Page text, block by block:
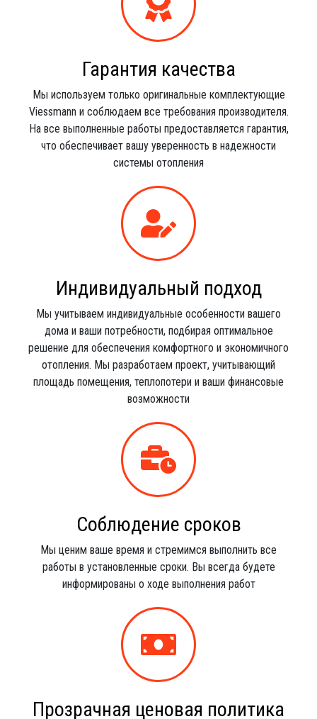
Гарантия качества
Мы используем только оригинальные комплектующие
Viessmann и соблюдаем все требования производителя.
На все выполненные работы предоставляется гарантия,
что обеспечивает вашу уверенность в надежности
системы отопления
Индивидуальный подход
Мы учитываем индивидуальные особенности вашего
дома и ваши потребности, подбирая оптимальное
решение для обеспечения комфортного и экономичного
отопления. Мы разработаем проект, учитывающий
площадь помещения, теплопотери и ваши финансовые
возможности
Соблюдение сроков
Мы ценим ваше время и стремимся выполнить все
работы в установленные сроки. Вы всегда будете
информированы о ходе выполнения работ
Прозрачная ценовая политика